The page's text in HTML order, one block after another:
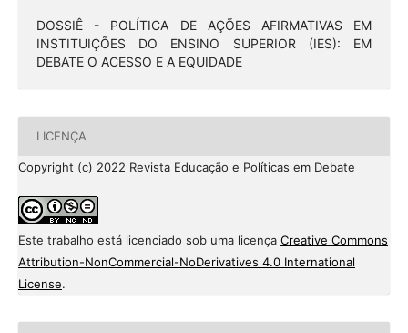
DOSSIÊ - POLÍTICA DE AÇÕES AFIRMATIVAS EM
INSTITUIÇÕES DO ENSINO SUPERIOR (IES): EM
DEBATE O ACESSO E A EQUIDADE
LICENÇA
Copyright (c) 2022 Revista Educação e Políticas em Debate
Este trabalho está licenciado sob uma licença Creative Commons
Attribution-NonCommercial-NoDerivatives 4.0 International
License.